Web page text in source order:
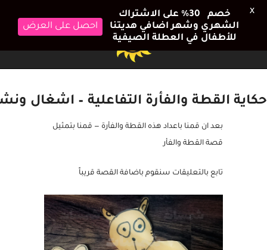
حكاية القطة والفأرة التفاعلية – اشغال
بعد ان قمنا باعداد هذه القطة والفأرة — قمنا بتمثيل
قصة القطة والفأر
تابع بالتعليقات سنقوم باضافة القصة قريباً
خصم 30٪ على الاشتراك
الشهري وشهر اضافي هديتنا
للأطفال في العطلة الصيفية
احصل على العرض
X